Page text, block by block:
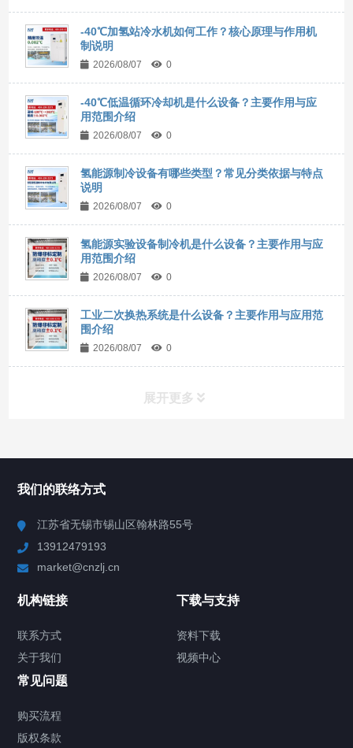
-40℃加氢站冷水机如何工作？核心原理与作用机
制说明
2026/08/07 0
-40℃低温循环冷却机是什么设备？主要作用与应
用范围介绍
2026/08/07 0
氢能源制冷设备有哪些类型？常见分类依据与特点
说明
2026/08/07 0
氢能源实验设备制冷机是什么设备？主要作用与应
用范围介绍
2026/08/07 0
工业二次换热系统是什么设备？主要作用与应用范
围介绍
2026/08/07 0
展开更多
Chiller高精度制冷循环器
TCU温度控制单元
Chiller气体控温系统
我们的联络方式
江苏省无锡市锡山区翰林路55号
13912479193
market@cnzlj.cn
机构链接
联系方式
关于我们
下载与支持
资料下载
视频中心
常见问题
购买流程
版权条款